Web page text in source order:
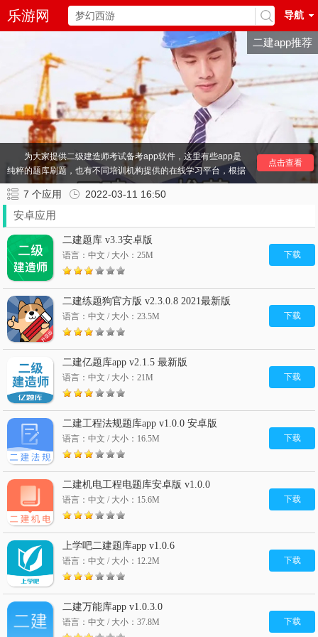
乐游网 导航
二建app推荐
为大家提供二级建造师考试备考app软件，这里有些app是
纯粹的题库刷题，也有不同培训机构提供的在线学习平台，根据
自身的情况选择合适自己的app。让你考试更加轻松，快来看看
吧！
其他 考试推荐：
亿题库
法考app 军队文职app
点击查看
7 个应用 2022-03-11 16:50
安卓应用
二建题库 v3.3安卓版
语言：中文 / 大小：25M 下载
二建练题狗官方版 v2.3.0.8 2021最新版
语言：中文 / 大小：23.5M 下载
二建亿题库app v2.1.5 最新版
语言：中文 / 大小：21M 下载
二建工程法规题库app v1.0.0 安卓版
语言：中文 / 大小：16.5M 下载
二建机电工程电题库安卓版 v1.0.0
语言：中文 / 大小：15.6M 下载
上学吧二建题库app v1.0.6
语言：中文 / 大小：12.2M 下载
二建万能库app v1.0.3.0
语言：中文 / 大小：37.8M 下载